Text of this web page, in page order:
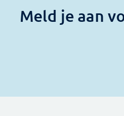
Meld je aan